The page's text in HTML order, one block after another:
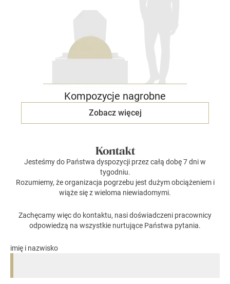
Kompozycje nagrobne
Zobacz więcej
Kontakt
Jesteśmy do Państwa dyspozycji przez całą dobę 7 dni w
tygodniu.
Rozumiemy, że organizacja pogrzebu jest dużym obciążeniem i
wiąże się z wieloma niewiadomymi.
Zachęcamy więc do kontaktu, nasi doświadczeni pracownicy
odpowiedzą na wszystkie nurtujące Państwa pytania.
imię i nazwisko